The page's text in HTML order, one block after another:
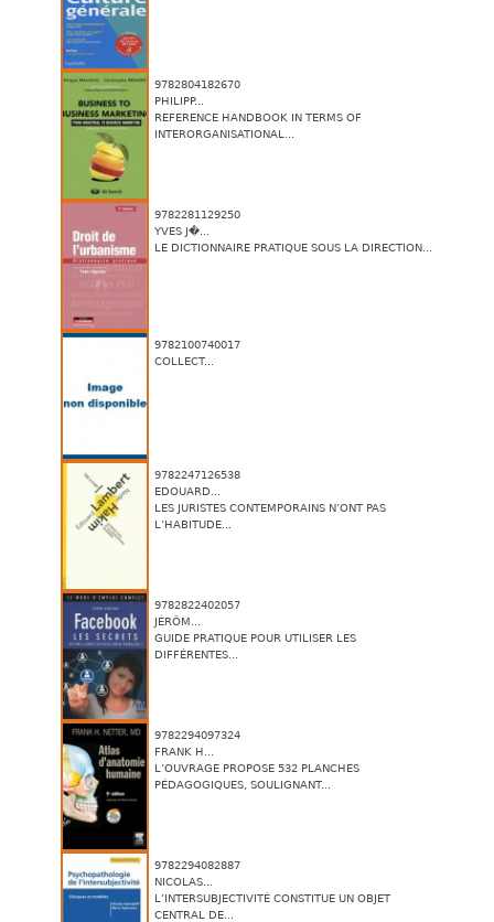
9782804182670
PHILIPP...
REFERENCE HANDBOOK IN TERMS OF
INTERORGANISATIONAL...
9782281129250
YVES J�...
LE DICTIONNAIRE PRATIQUE SOUS LA DIRECTION...
9782100740017
COLLECT...
9782247126538
EDOUARD...
LES JURISTES CONTEMPORAINS N’ONT PAS
L’HABITUDE...
9782822402057
JÉRÔM...
GUIDE PRATIQUE POUR UTILISER LES
DIFFÉRENTES...
9782294097324
FRANK H...
L’OUVRAGE PROPOSE 532 PLANCHES
PÉDAGOGIQUES, SOULIGNANT...
9782294082887
NICOLAS...
L’INTERSUBJECTIVITÉ CONSTITUE UN OBJET
CENTRAL DE...